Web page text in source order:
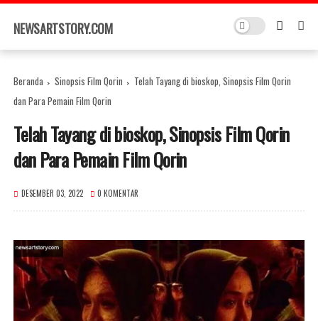
×
NEWSARTSTORY.COM
Beranda Sinopsis Film Qorin
Telah Tayang di bioskop, Sinopsis Film Qorin
dan Para Pemain Film Qorin
Telah Tayang di bioskop, Sinopsis Film Qorin
dan Para Pemain Film Qorin
DESEMBER 03, 2022 0 KOMENTAR